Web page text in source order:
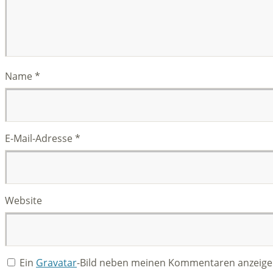
Name*
E-Mail-Adresse*
Website
Ein Gravatar-Bild neben meinen Kommentaren